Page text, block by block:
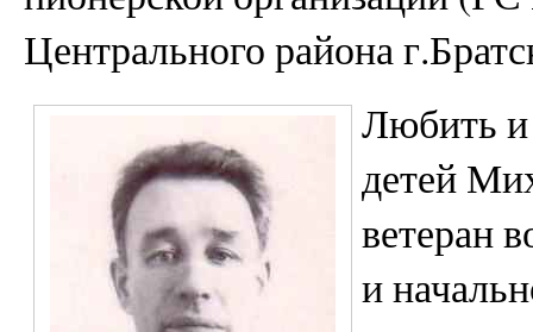
Центрального района
Любить
детей
ветеран
и